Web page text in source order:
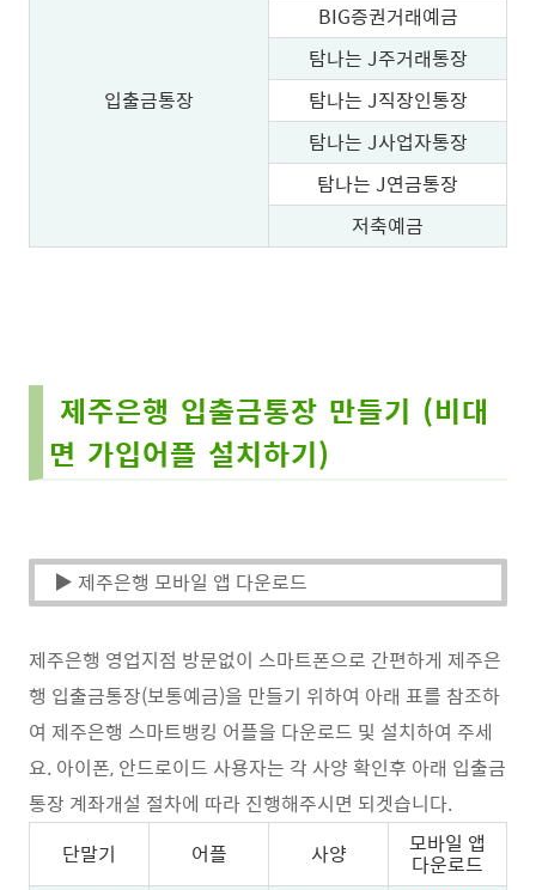
입출금통장
BIG증권거래예금
탐나는 J주거래통장
탐나는 J직장인통장
탐나는 J사업자통장
탐나는 J연금통장
저축예금
제주은행 입출금통장 만들기 (비대
면 가입어플 설치하기)
▶ 제주은행 모바일 앱 다운로드
제주은행 영업지점 방문없이 스마트폰으로 간편하게 제주은
행 입출금통장(보통예금)을 만들기 위하여 아래 표를 참조하
여 제주은행 스마트뱅킹 어플을 다운로드 및 설치하여 주세
요. 아이폰, 안드로이드 사용자는 각 사양 확인후 아래 입출금
통장 계좌개설 절차에 따라 진행해주시면 되겟습니다.
단말기
어플 사양 모바일 앱
다운로드